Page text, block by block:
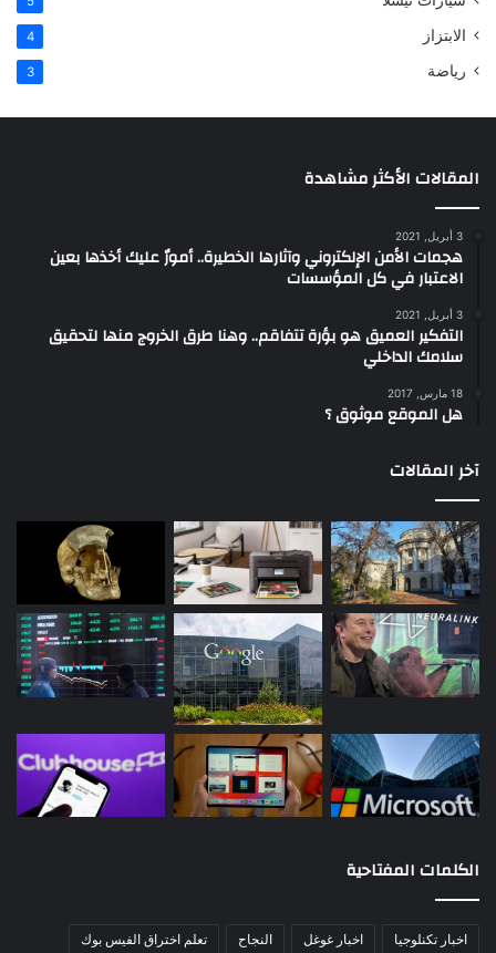
الابتزاز 4
رياضة 3
المقالات الأكثر مشاهدة
3 أبريل, 2021
هجمات الأمن الإلكتروني وآثارها الخطيرة.. أمورٌ عليك أخذها بعين
الاعتبار في كل المؤسسات
3 أبريل, 2021
التفكير العميق هو بؤرة تتفاقم.. وهنا طرق الخروج منها لتحقيق
سلامك الداخلي
18 مارس, 2017
هل الموقع موثوق ؟
آخر المقالات
الكلمات المفتاحية
اخبار تكنلوجيا اخبار غوغل النجاح تعلم اختراق الفيس بوك